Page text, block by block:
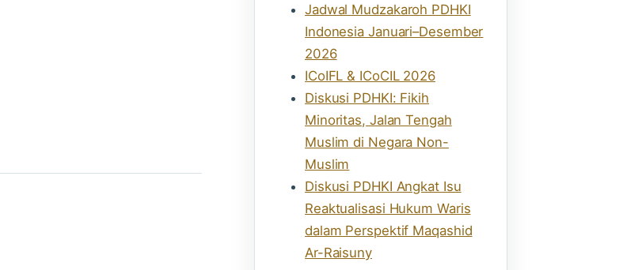
Jadwal Mudzakaroh PDHKI
Indonesia Januari–Desember
2026
ICoIFL & ICoCIL 2026
Diskusi PDHKI: Fikih
Minoritas, Jalan Tengah
Muslim di Negara Non-
Muslim
Diskusi PDHKI Angkat Isu
Reaktualisasi Hukum Waris
dalam Perspektif Maqashid
Ar-Raisuny